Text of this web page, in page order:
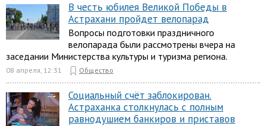
В честь юбилея Великой Победы в
Астрахани пройдет велопарад
Вопросы подготовки праздничного
велопарада были рассмотрены вчера на
заседании Министерства культуры и туризма региона.
08 апреля, 12:31 Общество
Социальный счёт заблокирован.
Астраханка столкнулась с полным
равнодушием банкиров и приставов